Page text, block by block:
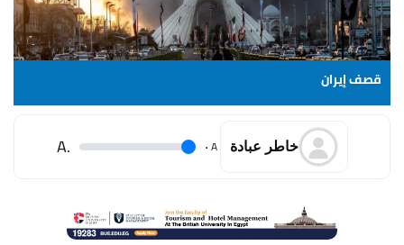
قصف إيران
خاطر عبادة A
.
.A